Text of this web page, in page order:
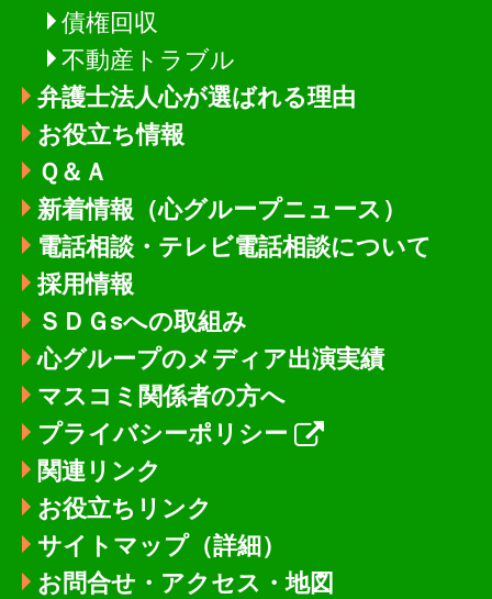
債権回収
不動産トラブル
弁護士法人心が選ばれる理由
お役立ち情報
Ｑ＆Ａ
新着情報 （心グループニュース）
電話相談・テレビ電話相談について
採用情報
ＳＤＧsへの取組み
心グループのメディア出演実績
マスコミ関係者の方へ
プライバシーポリシー
関連リンク
お役立ちリンク
サイトマップ（詳細）
お問合せ・アクセス・地図